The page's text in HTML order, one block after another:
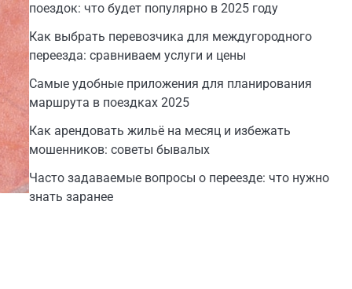
поездок: что будет популярно в 2025 году
Как выбрать перевозчика для междугородного
переезда: сравниваем услуги и цены
Самые удобные приложения для планирования
маршрута в поездках 2025
Как арендовать жильё на месяц и избежать
мошенников: советы бывалых
Часто задаваемые вопросы о переезде: что нужно
знать заранее